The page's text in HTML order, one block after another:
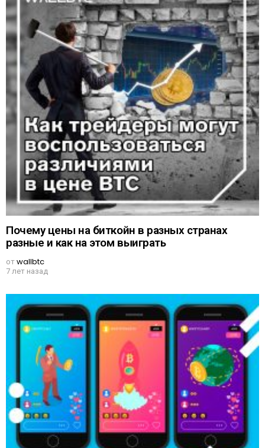
Почему цены на биткойн в разных странах
разные и как на этом выиграть
отwallbtc
7 лет назад